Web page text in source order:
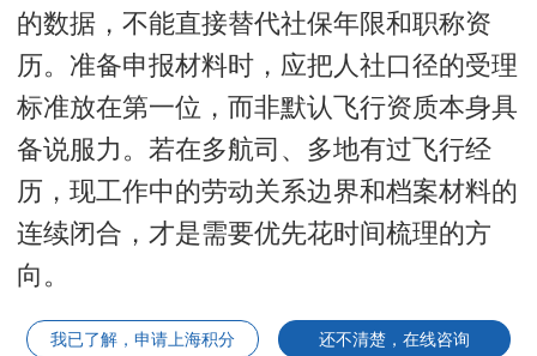
的数据，不能直接替代社保年限和职称资
历。准备申报材料时，应把人社口径的受理
标准放在第一位，而非默认飞行资质本身具
备说服力。若在多航司、多地有过飞行经
历，现工作中的劳动关系边界和档案材料的
连续闭合，才是需要优先花时间梳理的方
向。
我已了解，申请上海积分 还不清楚，在线咨询